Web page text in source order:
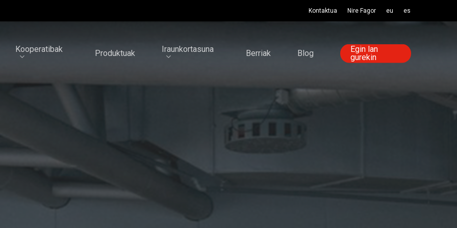
Kontaktua Nire Fagor eu es
Kooperatibak Produktuak Iraunkortasuna Berriak Blog
Egin lan
gurekin